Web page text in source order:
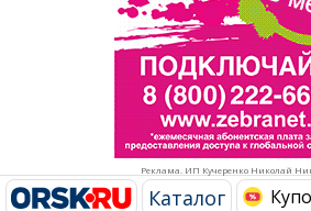
Реклама. ИП Кучеренко Николай
Каталог
Рестораны, кафе, бары
Развлечения и отдых
Спорт Фитнес
Недвижимость
Красота Косметология
Это